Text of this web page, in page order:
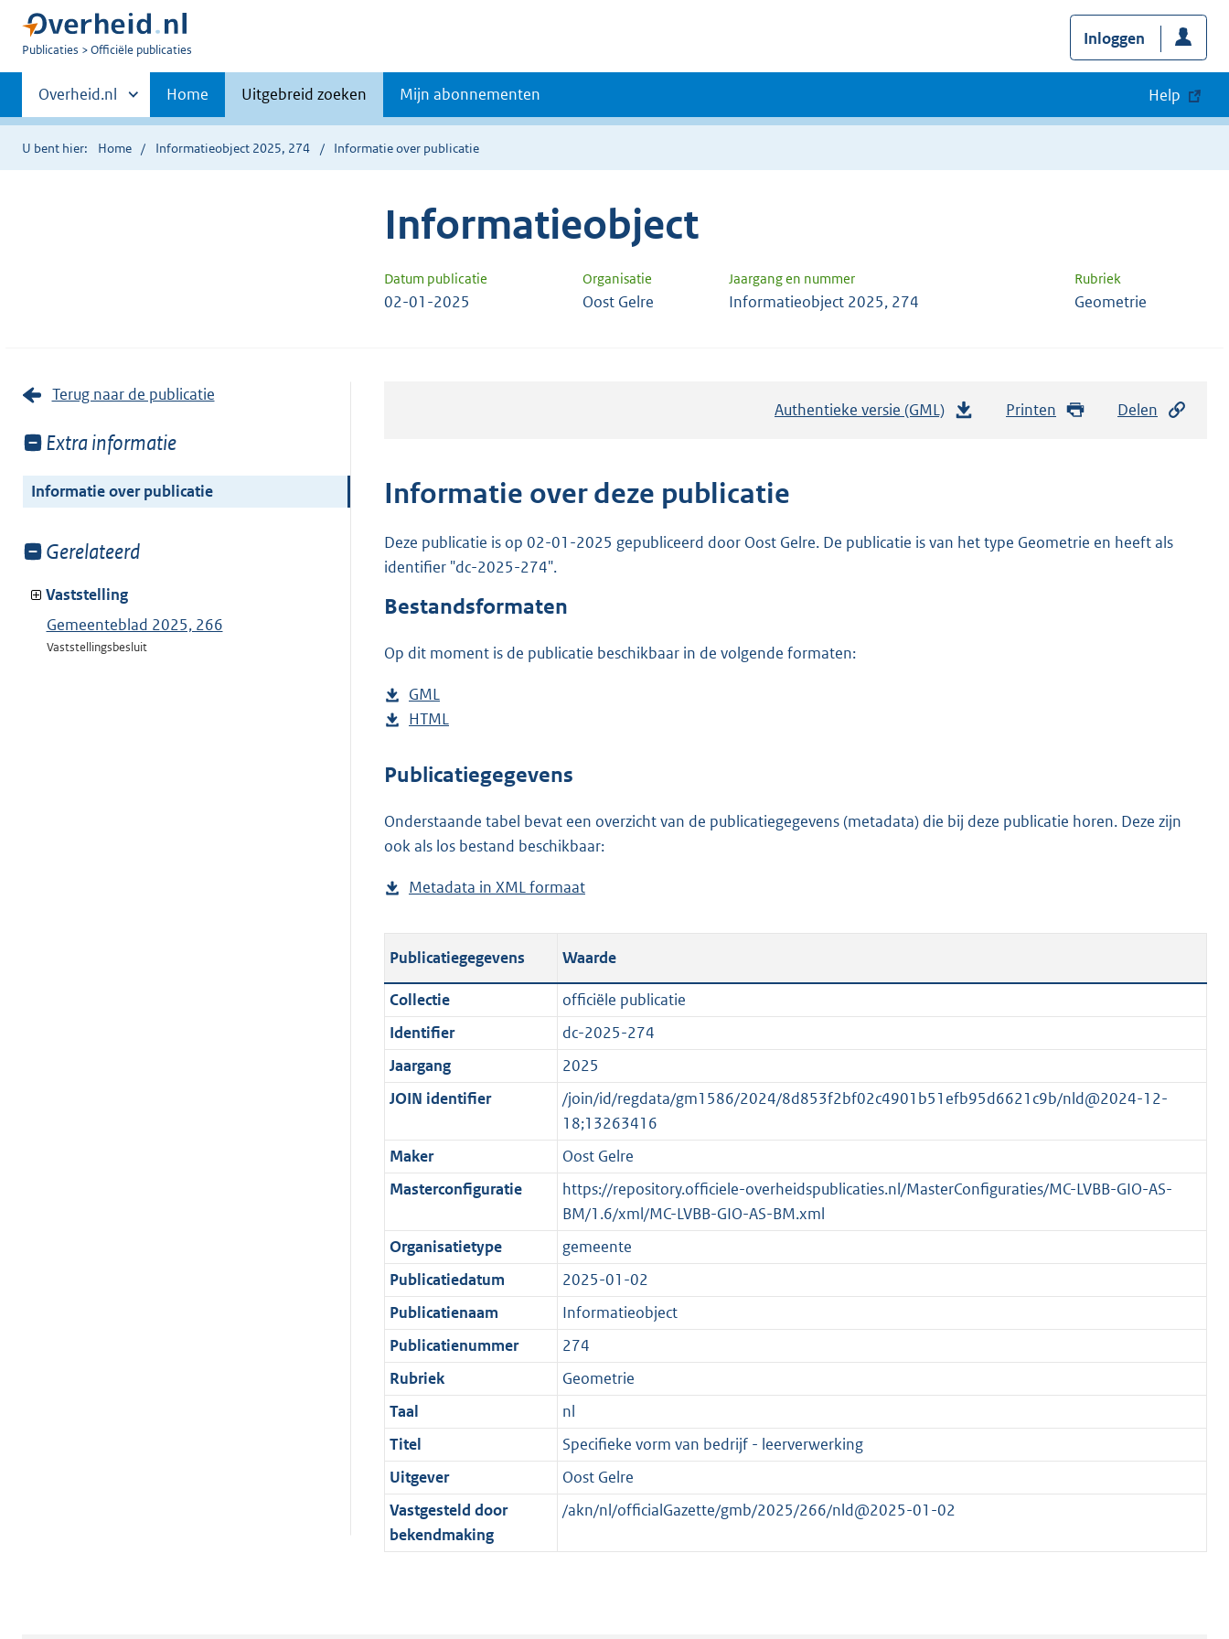
U
Publicaties Officiële publicaties
Inloggen
Primaire
navigatie
Andere
sites
binnen
Overheid.nl Home Uitgebreid zoeken Mijn abonnementen Help
U bent hier: Home Informatieobject 2025, 274 Informatie over publicatie
Informatieobject
Datum publicatie Organisatie Jaargang en nummer Rubriek
02-01-2025 Oost Gelre Informatieobject 2025, 274 Geometrie
Terug naar de publicatie
Toon
van:
Extra informatie
Informatie over publicatie
Toon
van:
Gerelateerd
Vaststelling
Gemeenteblad 2025, 266
Vaststellingsbesluit
Authentieke versie (GML)
K
Printen Delen
Informatie over deze publicatie
Deze publicatie is op 02-01-2025 gepubliceerd door Oost Gelre. De publicatie is van het type Geometrie en heeft als
identifier "dc-2025-274".
Bestandsformaten
Op dit moment is de publicatie beschikbaar in de volgende formaten:
D
o
n
o
a
p
l
i
c
a
t
i
i
n
f
r
m
a
a
t
GML
e
t
n
d
g
o
t
t
e
:
2
b
D
w
l
o
d
b
l
i
c
a
t
e
i
n
o
r
m
a
a
t
HTML
s
a
n
s
o
o
t
t
e
:
n
e
e
n
d
Publicatiegegevens
Onderstaande tabel bevat een overzicht van de publicatiegegevens (metadata) die bij deze publicatie horen. Deze zijn
ook als los bestand beschikbaar:
Metadata in XML formaat
s
t
a
n
d
s
g
r
o
o
t
t
e
:
2
K
b
Publicatiegegevens Waarde
Collectie
officiële publicatie
Identifier
dc-2025-274
Jaargang
2025
JOIN identifier
/join/id/regdata/gm1586/2024/8d853f2bf02c4901b51efb95d6621c9b/nld@2024-12-
18;13263416
Maker
Oost Gelre
Masterconfiguratie
https://repository.officiele-overheidspublicaties.nl/MasterConfiguraties/MC-LVBB-GIO-AS-
BM/1.6/xml/MC-LVBB-GIO-AS-BM.xml
Organisatietype
gemeente
Publicatiedatum
2025-01-02
Publicatienaam
Informatieobject
Publicatienummer
274
Rubriek
Geometrie
Taal
nl
Titel
Specifieke vorm van bedrijf - leerverwerking
Uitgever
Oost Gelre
Vastgesteld door
bekendmaking
/akn/nl/officialGazette/gmb/2025/266/nld@2025-01-02